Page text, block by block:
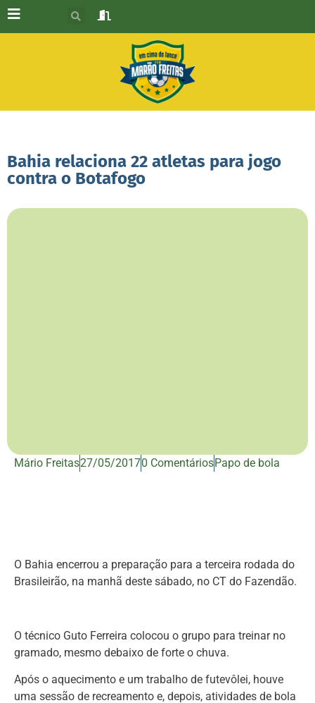
Bahia relaciona 22 atletas para jogo
contra o Botafogo
Mário Freitas27/05/20170 ComentáriosPapo de bola
O Bahia encerrou a preparação para a terceira rodada do
Brasileirão, na manhã deste sábado, no CT do Fazendão.
O técnico Guto Ferreira colocou o grupo para treinar no
gramado, mesmo debaixo de forte o chuva.
Após o aquecimento e um trabalho de futevôlei, houve
uma sessão de recreamento e, depois, atividades de bola